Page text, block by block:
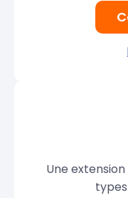
Une